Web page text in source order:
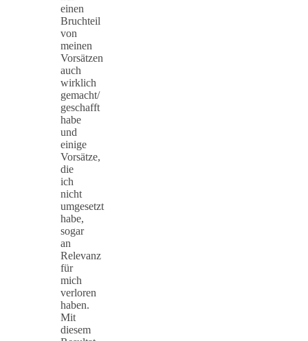
einen
Bruchteil
von
meinen
Vorsätzen
auch
wirklich
gemacht/
geschafft
habe
und
einige
Vorsätze,
die
ich
nicht
umgesetzt
habe,
sogar
an
Relevanz
für
mich
verloren
haben.
Mit
diesem